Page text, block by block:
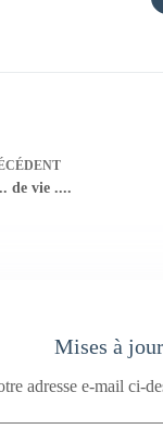
de vie ....
Mises à
adresse e-mail ci-